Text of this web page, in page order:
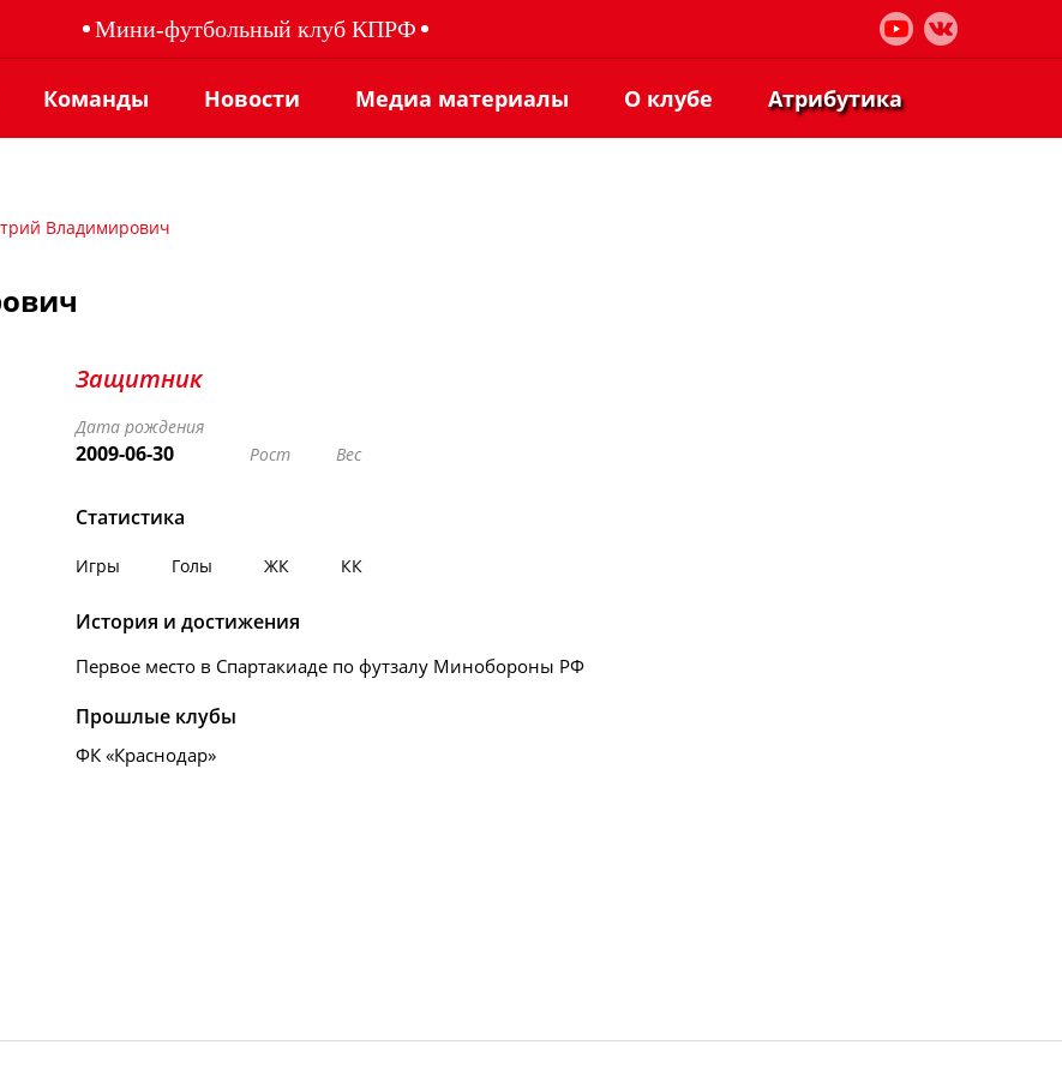
Мини-футбольный клуб КПРФ
Команды Новости Медиа материалы О клубе Атрибутика
Владимирович
Защитник
Дата рождения
2009-06-30 Рост Вес
Статистика
Игры Голы ЖК КК
История и достижения
Первое место в Спартакиаде по футзалу Минобороны РФ
Прошлые клубы
ФК «Краснодар»